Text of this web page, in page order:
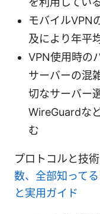
モバイルVPN
及により年平
VPN使用時の
サーバーの混
切なサーバー
WireGuardな
む
プロトコルと技
数、全部知って
と実用ガイド